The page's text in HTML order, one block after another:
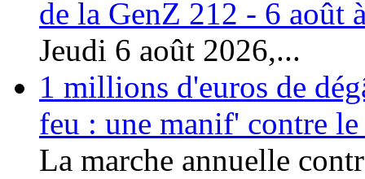
de la GenZ 212 - 6 août
Jeudi 6 août 2026,...
1 millions d'euros de
feu : une manif' contre
La marche annuelle